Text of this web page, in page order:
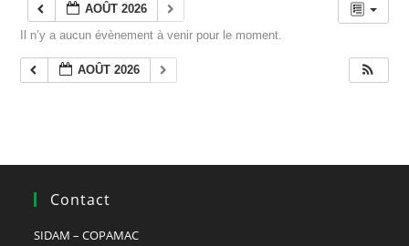
AOÛT 2026
Il n’y a aucun évènement à venir pour le moment.
AOÛT 2026
Contact
SIDAM – COPAMAC